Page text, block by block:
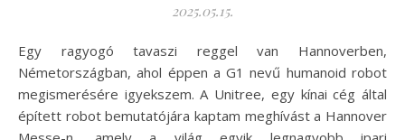
2025.05.15.
Egy ragyogó tavaszi reggel van Hannoverben,
Németországban, ahol éppen a G1 nevű humanoid robot
megismerésére igyekszem. A Unitree, egy kínai cég által
épített robot bemutatójára kaptam meghívást a Hannover